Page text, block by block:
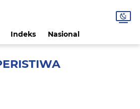
Indeks Nasional